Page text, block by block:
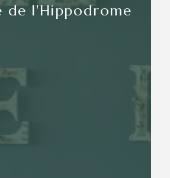
de l'Hippodrome